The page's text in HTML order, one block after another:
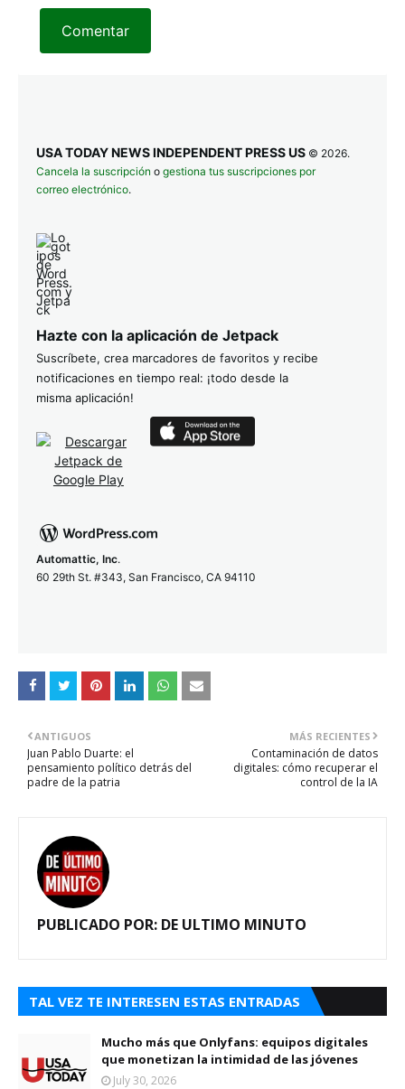
Comentar
USA TODAY NEWS INDEPENDENT PRESS US © 2026.
Cancela la suscripción o gestiona tus suscripciones por
correo electrónico.
Hazte con la aplicación de Jetpack
Suscríbete, crea marcadores de favoritos y recibe
notificaciones en tiempo real: ¡todo desde la
misma aplicación!
Automattic, Inc.
60 29th St. #343, San Francisco, CA 94110
MÁS RECIENTES
Contaminación de datos
digitales: cómo recuperar el
control de la IA
ANTIGUOS
Juan Pablo Duarte: el
pensamiento político detrás del
padre de la patria
PUBLICADO POR: DE ULTIMO MINUTO
TAL VEZ TE INTERESEN ESTAS ENTRADAS
Mucho más que Onlyfans: equipos digitales
que monetizan la intimidad de las jóvenes
July 30, 2026